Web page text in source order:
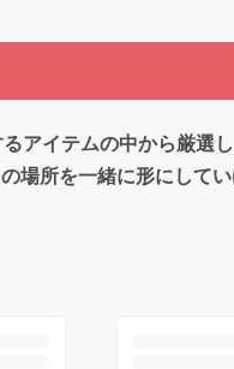
アイテムの中から厳選
所を一緒に形にしてい